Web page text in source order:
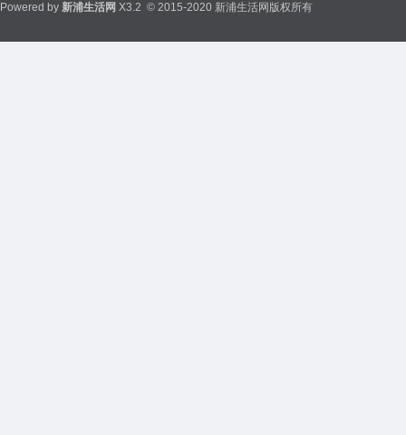
Powered by 新浦生活网 X3.2 © 2015-2020 新浦生活网版权所有